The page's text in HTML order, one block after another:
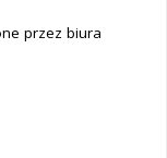
przez biura